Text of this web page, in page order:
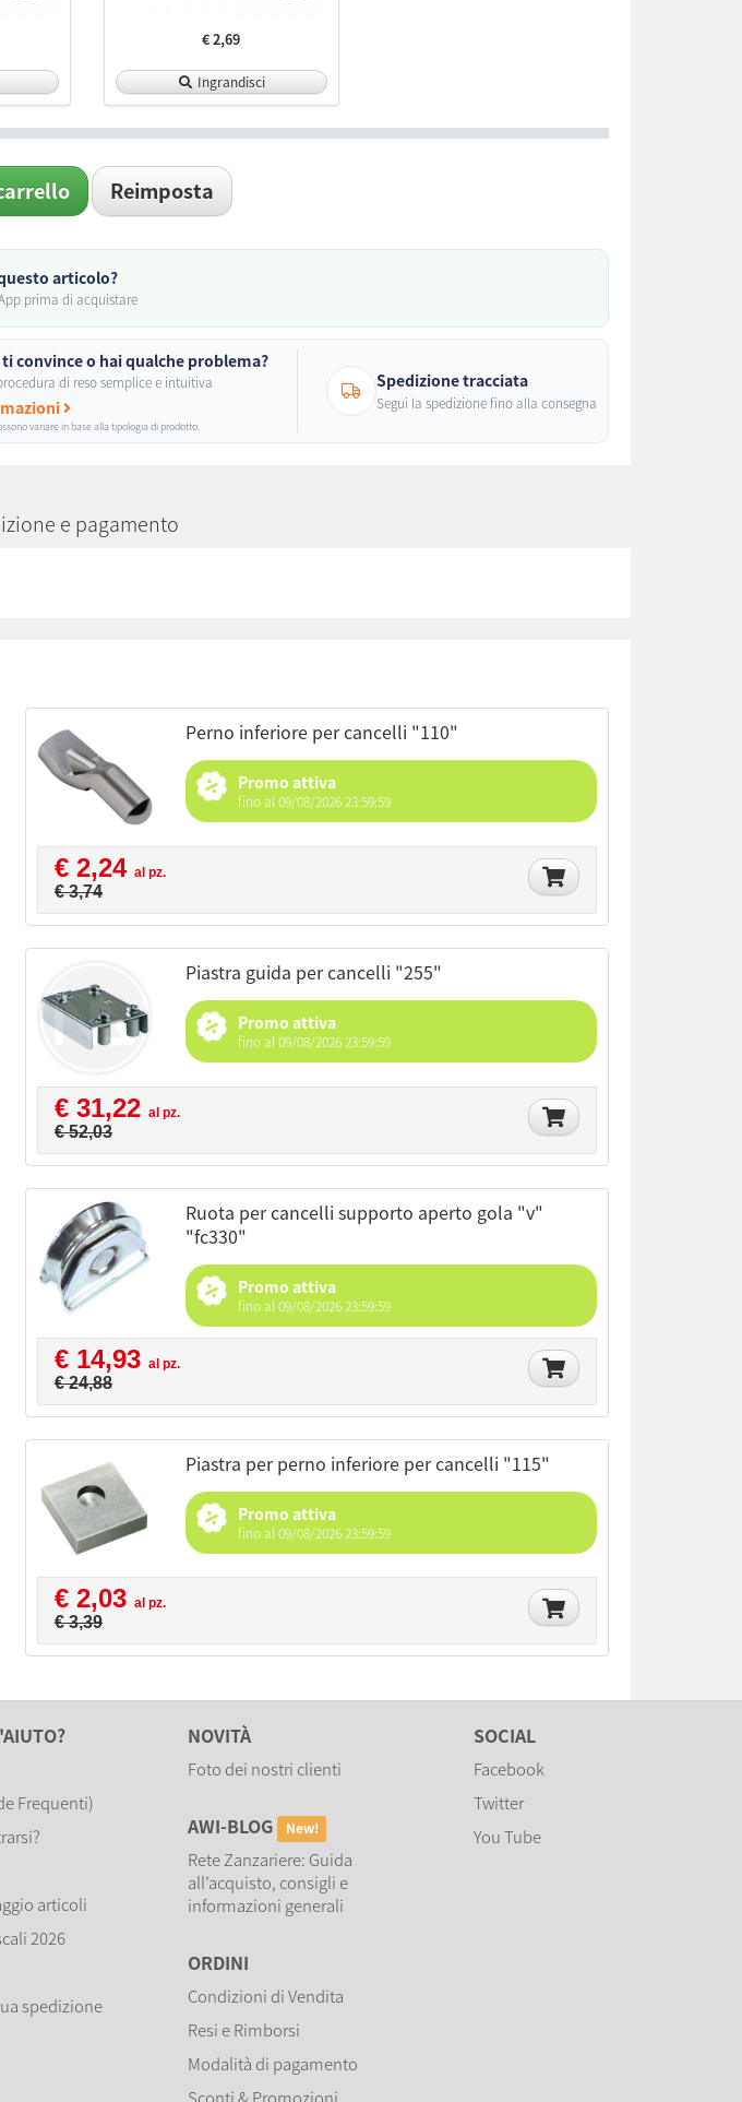
€ 2,69
Ingrandisci
Reimposta
articolo?
prima di acquistare
convince o hai qualche problema?
di reso semplice e intuitiva
variare in base alla tipologia di prodotto.
Spedizione tracciata
Segui la spedizione fino alla consegna
e pagamento
perno inferiore per cancelli "110"
Promo attiva
fino al 09/08/2026 23:59:59
€ 2,24 al pz.
€ 3,74
piastra guida per cancelli "255"
Promo attiva
fino al 09/08/2026 23:59:59
€ 31,22 al pz.
€ 52,03
ruota per cancelli supporto aperto gola "v"
"fc330"
Promo attiva
fino al 09/08/2026 23:59:59
€ 14,93 al pz.
€ 24,88
piastra per perno inferiore per cancelli "115"
Promo attiva
fino al 09/08/2026 23:59:59
€ 2,03 al pz.
€ 3,39
Frequenti)
articoli
2026
spedizione
NOVITÀ
Foto dei nostri clienti
AWI-BLOG New!
Rete Zanzariere: Guida
all’acquisto, consigli e
informazioni generali
ORDINI
Condizioni di Vendita
Resi e Rimborsi
Modalità di pagamento
SOCIAL
Facebook
Twitter
You Tube